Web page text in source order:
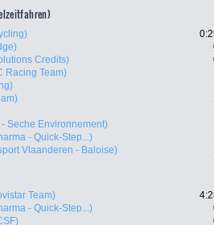
Credits)
Racing Team)
Seche Environnement)
- Quick-Step...)
Vlaanderen - Baloise)
Team)
- Quick-Step...)